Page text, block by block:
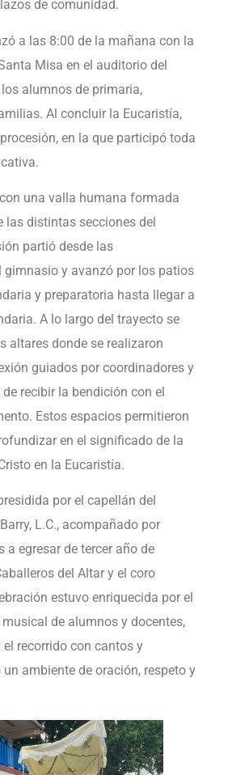
de comunidad.
a las 8:00 de la mañana con la
Misa en el auditorio del
alumnos de primaria,
Al concluir la Eucaristía,
en la que participó toda
una valla humana formada
las distintas secciones del
partió desde las
gimnasio y avanzó por los patios
y preparatoria hasta llegar a
A lo largo del trayecto se
altares donde se realizaron
guiados por coordinadores y
recibir la bendición con el
Estos espacios permitieron
en el significado de la
en la Eucaristía.
por el capellán del
L.C., acompañado por
a egresar de tercer año de
del Altar y el coro
estuvo enriquecida por el
de alumnos y docentes,
recorrido con cantos y
ambiente de oración, respeto y